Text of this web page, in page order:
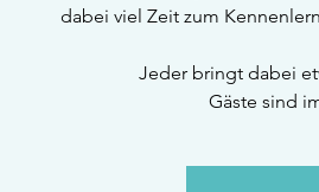
dabei viel Zeit zum
Jeder bringt dabei
Gäste sind